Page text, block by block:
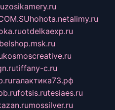
zosikamery.ru
hohota.netalimy.ru
otdelkaexp.ru
kosmoscreative.ru
tiffany-c.ru
галактика73.рф
fotsis.rutesiaes.ru
mossilver.ru